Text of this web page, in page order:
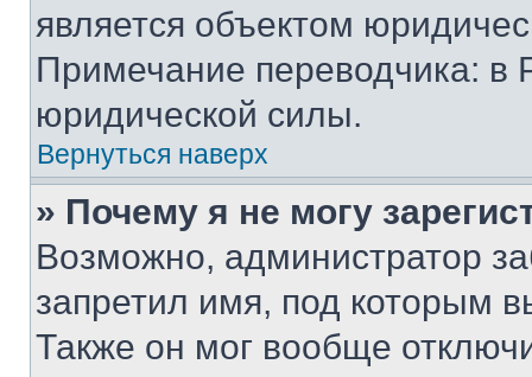
является объектом
Примечание переводчика: в
юридической силы.
Вернуться наверх
» Почему я не могу
Возможно, администратор
запретил имя, под которым
Также он мог вообще